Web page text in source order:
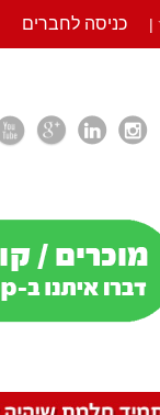
| כניסה לחברים